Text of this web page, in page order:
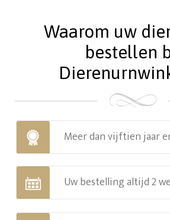
Waarom uw
bestellen
Meer dan vijftien jaar
Uw bestelling altijd 2